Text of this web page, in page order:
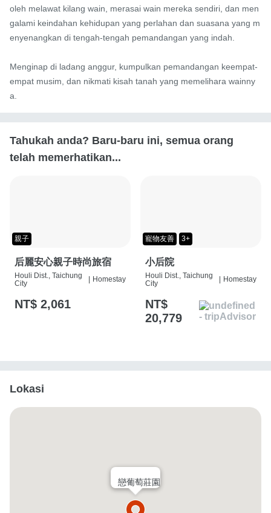
oleh melawat kilang wain, merasai wain mereka sendiri, dan men
galami keindahan kehidupan yang perlahan dan suasana yang m
enyenangkan di tengah-tengah pemandangan yang indah.
Menginap di ladang anggur, kumpulkan pemandangan keempat-
empat musim, dan nikmati kisah tanah yang memelihara wainny
a.
Tahukah anda? Baru-baru ini, semua orang
telah memerhatikan...
親子
后麗安心親子時尚旅宿
Houli Dist., Taichung
City
Homestay
NT$ 2,061
寵物友善 3+
小后院
Houli Dist., Taichung
City
Homestay
NT$
20,779
Lokasi
戀葡萄莊園